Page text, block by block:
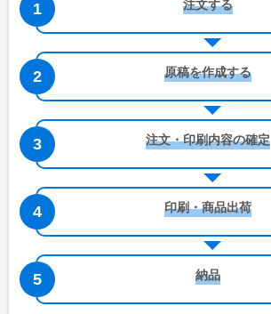
各種展示会用
大学法人・専門学校
飲食店集客用
暑中見舞いご挨拶
イベント向け特集
無地うちわ
スポーツ応援うちわ
町内会のお祭りうちわ
こども向けイベント
注文する
原稿を作成する
注文・印刷内容の確定
印刷・商品出荷
納品